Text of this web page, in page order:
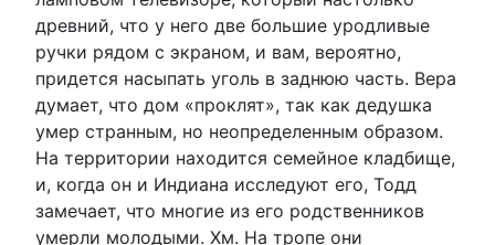
древний, что у него две большие уродливые
ручки рядом с экраном, и вам, вероятно,
придется насыпать уголь в заднюю часть. Вера
думает, что дом «проклят», так как дедушка
умер странным, но неопределенным образом.
На территории находится семейное кладбище,
и, когда он и Индиана исследуют его, Тодд
замечает, что многие из его родственников
умерли молодыми. Хм. На тропе они